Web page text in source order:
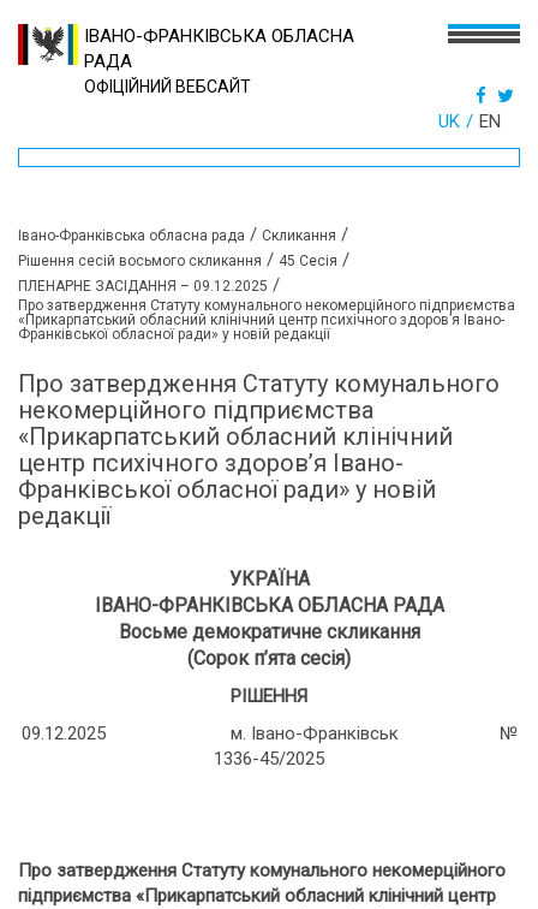
ІВАНО-ФРАНКІВСЬКА ОБЛАСНА
РАДА
ОФІЦІЙНИЙ ВЕБСАЙТ
UK EN
Івано-Франківська обласна рада / Скликання /
Рішення сесій восьмого скликання / 45 Сесія /
ПЛЕНАРНЕ ЗАСІДАННЯ – 09.12.2025 /
Про затвердження Статуту комунального некомерційного підприємства
«Прикарпатський обласний клінічний центр психічного здоров’я Івано-
Франківської обласної ради» у новій редакції
Про затвердження Статуту комунального
некомерційного підприємства
«Прикарпатський обласний клінічний
центр психічного здоров’я Івано-
Франківської обласної ради» у новій
редакції
УКРАЇНА
ІВАНО-ФРАНКІВСЬКА ОБЛАСНА РАДА
Восьме демократичне скликання
(Сорок п’ята сесія)
РІШЕННЯ
09.12.2025 м. Івано-Франківськ №
1336-45/2025
Про затвердження Статуту комунального некомерційного
підприємства «Прикарпатський обласний клінічний центр